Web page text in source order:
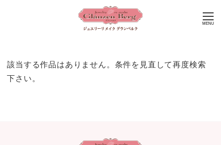
MENU
該当する作品はありません。条件を見直して再度検索
下さい。